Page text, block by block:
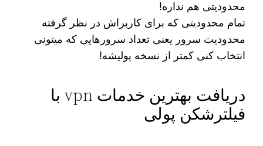
محدودیتی هم نداره!
تمام محدودیتی که برای کاربراش در نظر گرفته
محدودیت سرور یعنی تعداد سرورهایی که میتونی
انتخاب کنی کمتر از نسخه پولیشه!
دریافت بهترین خدمات vpn با
فیلترشکن پولی